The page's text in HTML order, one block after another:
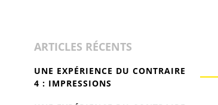
ARTICLES RÉCENTS
UNE EXPÉRIENCE DU CONTRAIRE
4 : IMPRESSIONS